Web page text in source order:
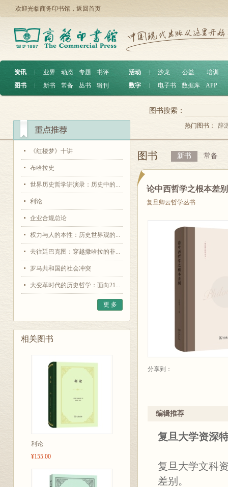
欢迎光临商务印书馆， 返回首页
资讯 ︱ 业界 动态 专题
书评
图书
︱ 新书 常备 丛书 辑刊
活动 沙龙 公益
培训
数字
电子书 数据库 APP
《红楼梦》十讲
布哈拉史
世界历史哲学讲演录：历史中的...
利论
企业合规总论
权力与人的本性：历史世界观的...
去往廷巴克图：穿越撒哈拉的非...
罗马共和国的社会冲突
大变革时代的历史哲学：面向21...
更 多
相关图书
利论
¥155.00
图书搜索：
热门图书： 辞
图书 新书 常备
论中西哲学之根本差
复旦卿云哲学丛书
分享到：
编辑推荐
复旦大学资深
复旦大学文科
差别。